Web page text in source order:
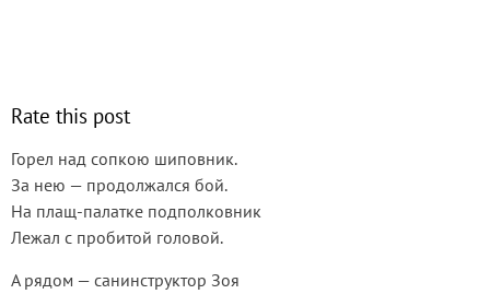
Rate this post
Горел над сопкою шиповник.
За нею — продолжался бой.
На плащ-палатке подполковник
Лежал с пробитой головой.
А рядом — санинструктор Зоя